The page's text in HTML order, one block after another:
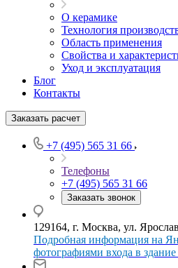
О керамике
Технология
Область применения
Свойства и
Уход и эксплуатация
Блог
Контакты
Заказать расчет
+7 (495) 565 31 66
Телефоны
+7 (495) 565 31 66
Заказать звонок
129164, г. Москва, ул.
Подробная информация на
фотографиями входа в